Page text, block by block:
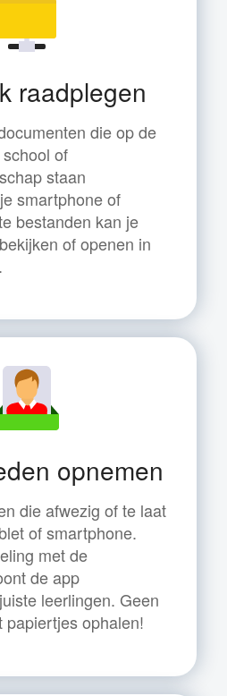
raadplegen
die op de
of
staan
smartphone of
bestanden kan je
of openen in
opnemen
die afwezig of te laat
of smartphone.
met de
de app
leerlingen. Geen
papiertjes ophalen!